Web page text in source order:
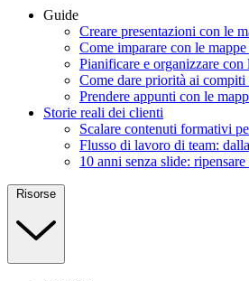
Guide
Creare presentazioni con le
Come imparare con le
Pianificare e organizzare con
Come dare priorità ai
Prendere appunti con le
Storie reali dei clienti
Scalare contenuti formativi
Flusso di lavoro di team:
10 anni senza slide:
Risorse